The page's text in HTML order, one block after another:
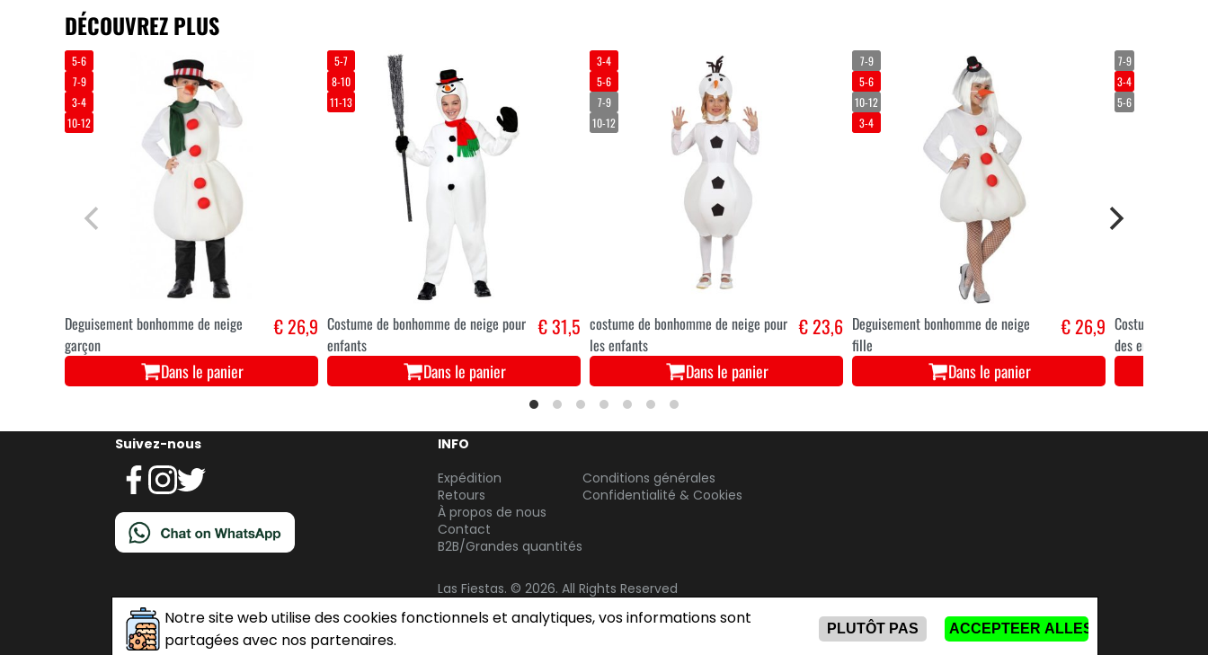
DÉCOUVREZ PLUS
5-6
7-9
3-4
10-12
Deguisement bonhomme de neige
garçon
€ 26,9
Dans le panier
5-7
8-10
11-13
Costume de bonhomme de neige pour
enfants
€ 31,5
Dans le panier
3-4
5-6
7-9
10-12
costume de bonhomme de neige pour
les enfants
€ 23,6
Dans le panier
7-9
5-6
10-12
3-4
Deguisement bonhomme de neige
fille
€ 26,9
Dans le panier
7-9
3-4
5-6
Costume de
des enfants
Suivez-nous
INFO
Expédition
Retours
À propos de nous
Contact
B2B/Grandes quantités
Conditions générales
Confidentialité & Cookies
Las Fiestas. © 2026. All Rights Reserved
Notre site web utilise des cookies fonctionnels et analytiques, vos informations sont
partagées avec nos partenaires.